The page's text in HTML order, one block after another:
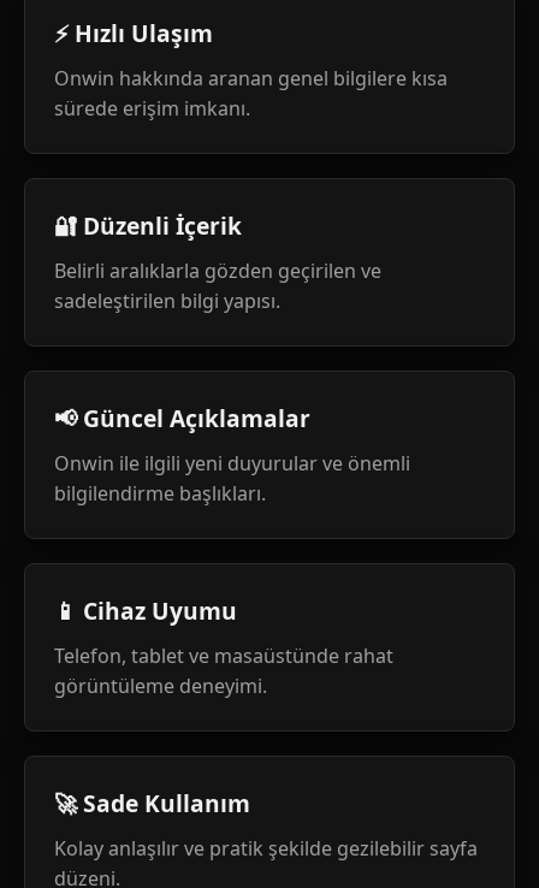
⚡ Hızlı Ulaşım
Onwin hakkında aranan genel bilgilere kısa
sürede erişim imkanı.
🔐 Düzenli İçerik
Belirli aralıklarla gözden geçirilen ve
sadeleştirilen bilgi yapısı.
📢 Güncel Açıklamalar
Onwin ile ilgili yeni duyurular ve önemli
bilgilendirme başlıkları.
📱 Cihaz Uyumu
Telefon, tablet ve masaüstünde rahat
görüntüleme deneyimi.
🚀 Sade Kullanım
Kolay anlaşılır ve pratik şekilde gezilebilir sayfa
düzeni.